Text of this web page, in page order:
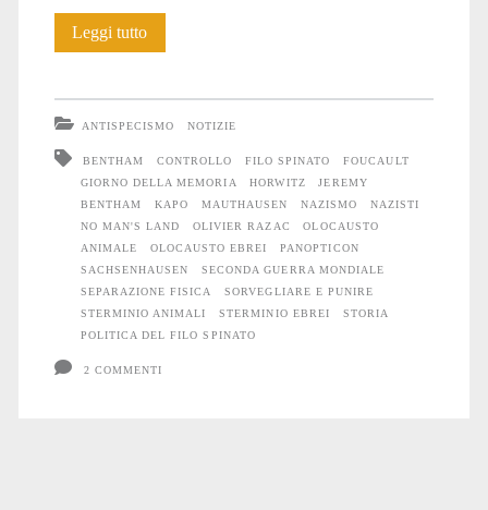
Leggi tuttoFilo
ANTISPECISMO NOTIZIE
BENTHAM CONTROLLO FILO SPINATO
FOUCAULT
GIORNO DELLA MEMORIA
HORWITZ
JEREMY
BENTHAM
KAPO MAUTHAUSEN NAZISMO
NAZISTI
NO MAN'S LAND
OLIVIER RAZAC
OLOCAUSTO
ANIMALE
OLOCAUSTO EBREI
PANOPTICON
SACHSENHAUSEN
SECONDA GUERRA MONDIALE
SEPARAZIONE FISICA
SORVEGLIARE E PUNIRE
STERMINIO ANIMALI
STERMINIO EBREI
STORIA
POLITICA DEL FILO SPINATO
2 COMMENTI